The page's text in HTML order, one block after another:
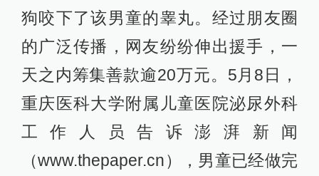
狗咬下了该男童的睾丸。经过朋友圈
的广泛传播，网友纷纷伸出援手，一
天之内筹集善款逾20万元。5月8日，
重庆医科大学附属儿童医院泌尿外科
工作人员告诉澎湃新闻
（www.thepaper.cn），男童已经做完